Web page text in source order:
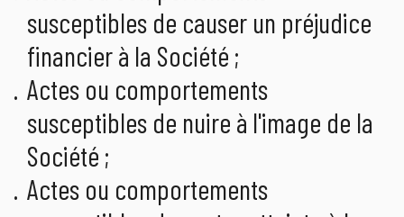
susceptibles de causer un préjudice
financier à la Société ;
Actes ou comportements
susceptibles de nuire à l'image de la
Société ;
Actes ou comportements